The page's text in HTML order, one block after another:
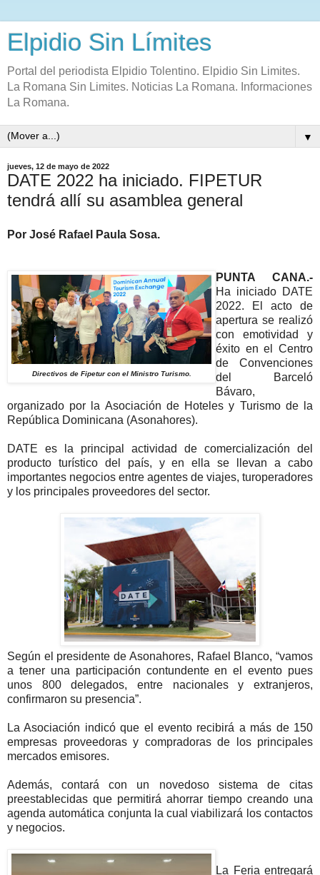
Elpidio Sin Límites
Portal del periodista Elpidio Tolentino. Elpidio Sin Limites.
La Romana Sin Limites. Noticias La Romana. Informaciones
La Romana.
▼
jueves, 12 de mayo de 2022
DATE 2022 ha iniciado. FIPETUR
tendrá allí su asamblea general
Por José Rafael Paula Sosa.
Directivos de Fipetur con el Ministro Turismo.
PUNTA CANA.-
Ha iniciado DATE
2022. El acto de
apertura se realizó
con emotividad y
éxito en el Centro
de Convenciones
del Barceló
Bávaro,
organizado por la Asociación de Hoteles y Turismo de la
República Dominicana (Asonahores).
DATE es la principal actividad de comercialización del
producto turístico del país, y en ella se llevan a cabo
importantes negocios entre agentes de viajes, turoperadores
y los principales proveedores del sector.
Según el presidente de Asonahores, Rafael Blanco, “vamos
a tener una participación contundente en el evento pues
unos 800 delegados, entre nacionales y extranjeros,
confirmaron su presencia”.
La Asociación indicó que el evento recibirá a más de 150
empresas proveedoras y compradoras de los principales
mercados emisores.
Además, contará con un novedoso sistema de citas
preestablecidas que permitirá ahorrar tiempo creando una
agenda automática conjunta la cual viabilizará los contactos
y negocios.
La Feria entregará